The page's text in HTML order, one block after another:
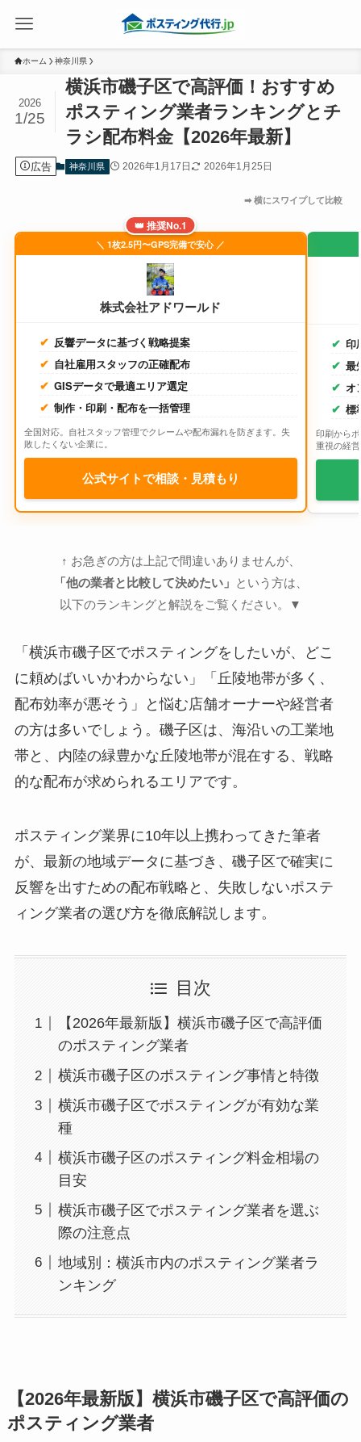
ホーム 神奈川県
横浜市磯子区で高評価！おすすめ
ポスティング業者ランキングとチ
ラシ配布料金【2026年最新】
2026
1/25
広告 神奈川県 2026年1月17日 2026年1月25日
👑 推奨No.1
＼ 1枚2.5円〜GPS完備で安心 ／
株式会社アドワールド
反響データに基づく戦略提案
自社雇用スタッフの正確配布
GISデータで最適エリア選定
制作・印刷・配布を一括管理
全国対応。自社スタッフ管理でクレームや配布漏れを防ぎます。失
敗したくない企業に。
公式サイトで相談・見積もり
印
最
オ
標
印刷から
重視の経
↑ お急ぎの方は上記で間違いありませんが、
「他の業者と比較して決めたい」 という方は、
以下のランキングと解説をご覧ください。▼
「横浜市磯子区でポスティングをしたいが、どこ
に頼めばいいかわからない」「丘陵地帯が多く、
配布効率が悪そう」と悩む店舗オーナーや経営者
の方は多いでしょう。磯子区は、海沿いの工業地
帯と、内陸の緑豊かな丘陵地帯が混在する、戦略
的な配布が求められるエリアです。
ポスティング業界に10年以上携わってきた筆者
が、最新の地域データに基づき、磯子区で確実に
反響を出すための配布戦略と、失敗しないポステ
ィング業者の選び方を徹底解説します。
目次
【2026年最新版】横浜市磯子区で高評価
のポスティング業者
横浜市磯子区のポスティング事情と特徴
横浜市磯子区でポスティングが有効な業
種
横浜市磯子区のポスティング料金相場の
目安
横浜市磯子区でポスティング業者を選ぶ
際の注意点
地域別：横浜市内のポスティング業者ラ
ンキング
【2026年最新版】横浜市磯子区で高評価の
ポスティング業者